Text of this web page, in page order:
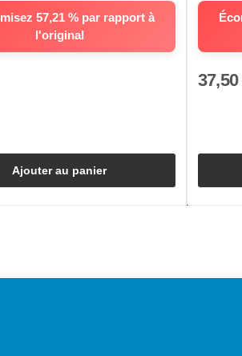
57,21 % par rapport à
l'original
Ajouter au panier
37,50